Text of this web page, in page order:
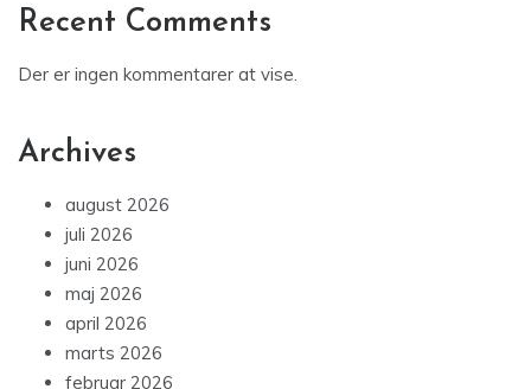
Recent Comments
Der er ingen kommentarer at vise.
Archives
august 2026
juli 2026
juni 2026
maj 2026
april 2026
marts 2026
februar 2026